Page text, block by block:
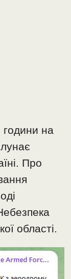
на
Про
області.